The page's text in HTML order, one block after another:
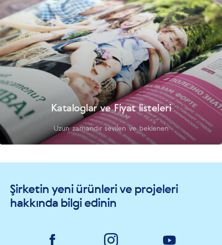
Kataloglar ve Fiyat listeleri
Uzun zamandır sevilen ve beklenen
Şirketin yeni ürünleri ve projeleri
hakkında bilgi edinin